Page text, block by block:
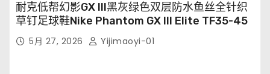
耐克低帮幻影GX III黑灰绿色双层防水鱼丝全针织
草钉足球鞋Nike Phantom GX III Elite TF35-45
5月 27, 2026 Yijimaoyi-01